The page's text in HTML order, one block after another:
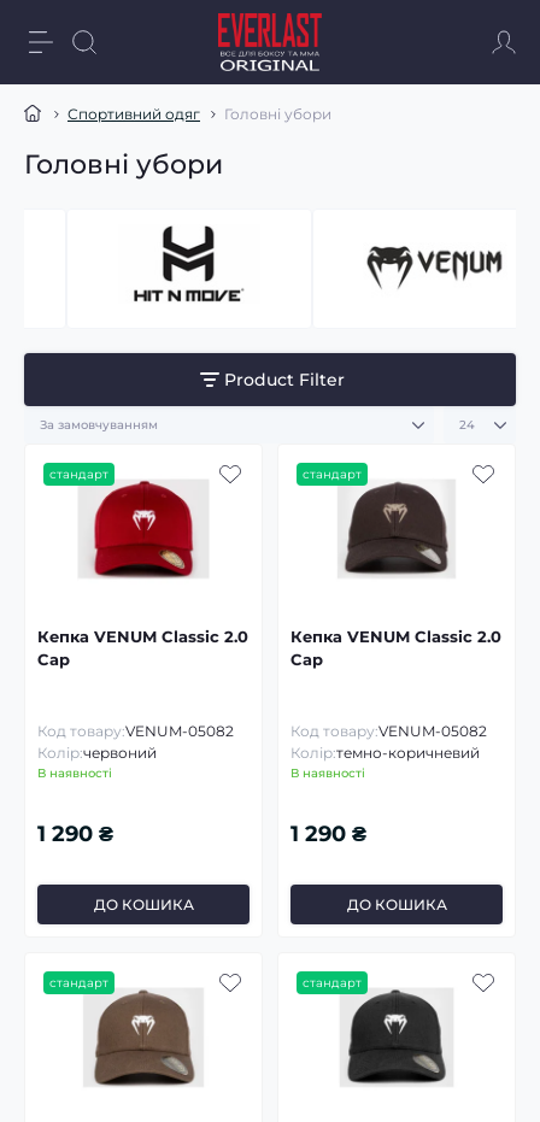
Спортивний одяг Головні убори
Головні убори
Product Filter
стандарт
Кепка VENUM Classic 2.0
Cap
Код товару:VENUM-05082
Колір:червоний
В наявності
1 290 ₴
ДО КОШИКА
стандарт
Кепка VENUM Classic 2.0
Cap
Код товару:VENUM-05082
Колір:темно-коричневий
В наявності
1 290 ₴
ДО КОШИКА
стандарт стандарт